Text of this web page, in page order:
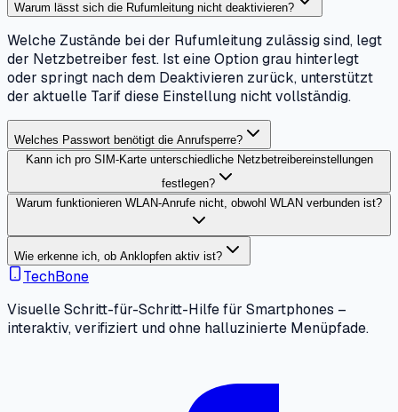
Warum lässt sich die Rufumleitung nicht deaktivieren?
Welche Zustände bei der Rufumleitung zulässig sind, legt
der Netzbetreiber fest. Ist eine Option grau hinterlegt
oder springt nach dem Deaktivieren zurück, unterstützt
der aktuelle Tarif diese Einstellung nicht vollständig.
Welches Passwort benötigt die Anrufsperre?
Kann ich pro SIM-Karte unterschiedliche Netzbetreibereinstellungen
festlegen?
Warum funktionieren WLAN-Anrufe nicht, obwohl WLAN verbunden ist?
Wie erkenne ich, ob Anklopfen aktiv ist?
TechBone
Visuelle Schritt-für-Schritt-Hilfe für Smartphones –
interaktiv, verifiziert und ohne halluzinierte Menüpfade.